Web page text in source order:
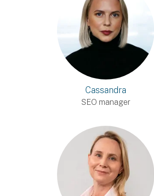
Cassandra
SEO manager